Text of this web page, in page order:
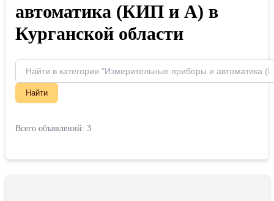
автоматика (КИП и А) в
Курганской области
Найти
Всего объявлений: 3